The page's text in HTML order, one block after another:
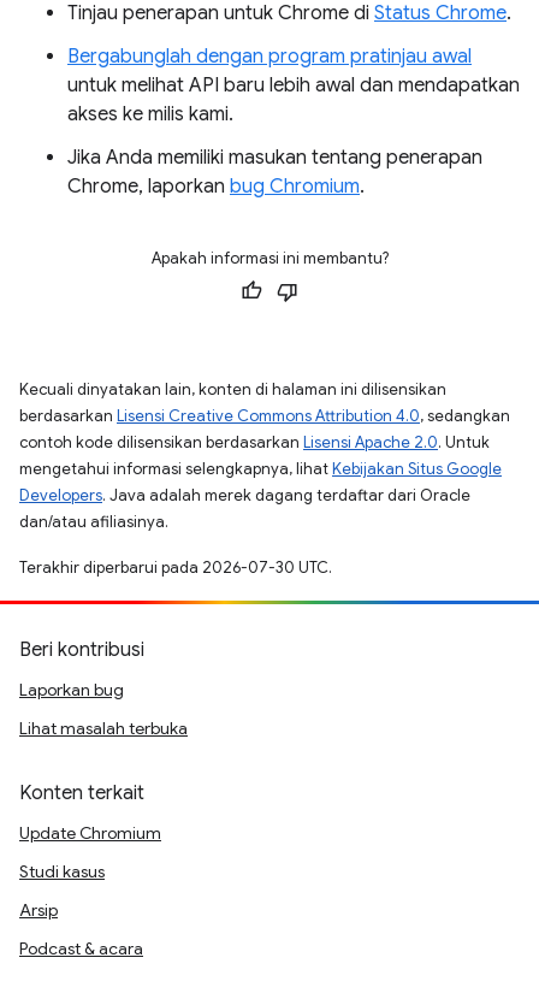
Tinjau penerapan untuk Chrome di Status Chrome.
Bergabunglah dengan program pratinjau awal
untuk melihat API baru lebih awal dan mendapatkan
akses ke milis kami.
Jika Anda memiliki masukan tentang penerapan
Chrome, laporkan bug Chromium.
Apakah informasi ini membantu?
Kecuali dinyatakan lain, konten di halaman ini dilisensikan
berdasarkan Lisensi Creative Commons Attribution 4.0, sedangkan
contoh kode dilisensikan berdasarkan Lisensi Apache 2.0. Untuk
mengetahui informasi selengkapnya, lihatKebijakan Situs Google
Developers. Java adalah merek dagang terdaftar dari Oracle
dan/atau afiliasinya.
Terakhir diperbarui pada 2026-07-30 UTC.
Beri kontribusi
Laporkan bug
Lihat masalah terbuka
Konten terkait
Update Chromium
Studi kasus
Arsip
Podcast & acara